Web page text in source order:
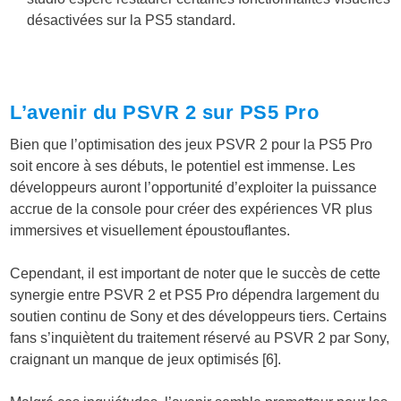
désactivées sur la PS5 standard.
L’avenir du PSVR 2 sur PS5 Pro
Bien que l’optimisation des jeux PSVR 2 pour la PS5 Pro
soit encore à ses débuts, le potentiel est immense. Les
développeurs auront l’opportunité d’exploiter la puissance
accrue de la console pour créer des expériences VR plus
immersives et visuellement époustouflantes.
Cependant, il est important de noter que le succès de cette
synergie entre PSVR 2 et PS5 Pro dépendra largement du
soutien continu de Sony et des développeurs tiers. Certains
fans s’inquiètent du traitement réservé au PSVR 2 par Sony,
craignant un manque de jeux optimisés [6].